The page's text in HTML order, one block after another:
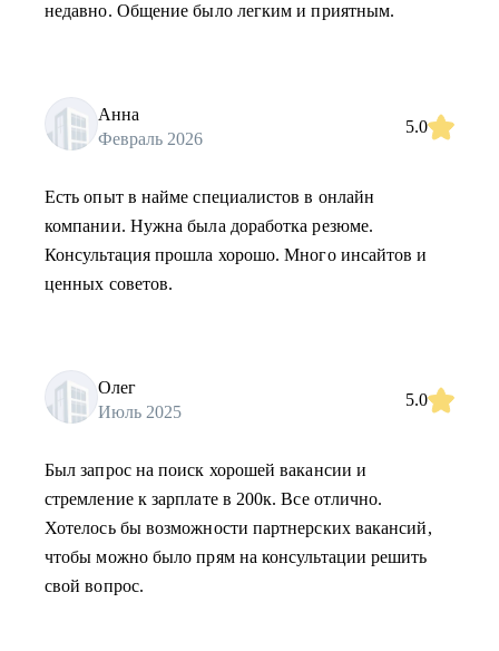
недавно. Общение было легким и приятным.
Анна
Февраль 2026
5.0
Есть опыт в найме специалистов в онлайн
компании. Нужна была доработка резюме.
Консультация прошла хорошо. Много инсайтов и
ценных советов.
Олег
Июль 2025
5.0
Был запрос на поиск хорошей вакансии и
стремление к зарплате в 200к. Все отлично.
Хотелось бы возможности партнерских вакансий,
чтобы можно было прям на консультации решить
свой вопрос.